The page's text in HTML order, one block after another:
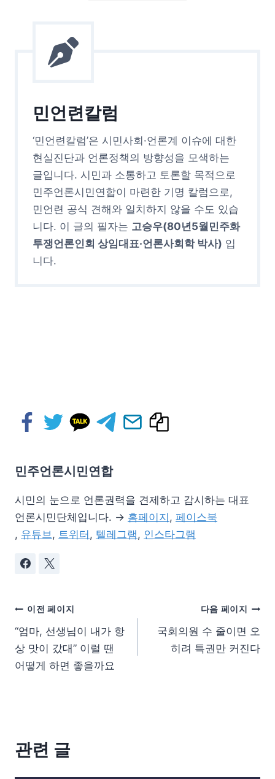
민언련칼럼
‘민언련칼럼’은 시민사회·언론계 이슈에 대한
현실진단과 언론정책의 방향성을 모색하는
글입니다. 시민과 소통하고 토론할 목적으로
민주언론시민연합이 마련한 기명 칼럼으로,
민언련 공식 견해와 일치하지 않을 수도 있습
니다. 이 글의 필자는 고승우(80년5월민주화
투쟁언론인회 상임대표·언론사회학 박사) 입
니다.
민주언론시민연합
시민의 눈으로 언론권력을 견제하고 감시하는 대표
언론시민단체입니다. → 홈페이지 , 페이스북
, 유튜브 , 트위터 , 텔레그램 , 인스타그램
이전 페이지
“엄마, 선생님이 내가 항
상 맛이 갔대” 이럴 땐
어떻게 하면 좋을까요
다음 페이지
국회의원 수 줄이면 오
히려 특권만 커진다
관련 글